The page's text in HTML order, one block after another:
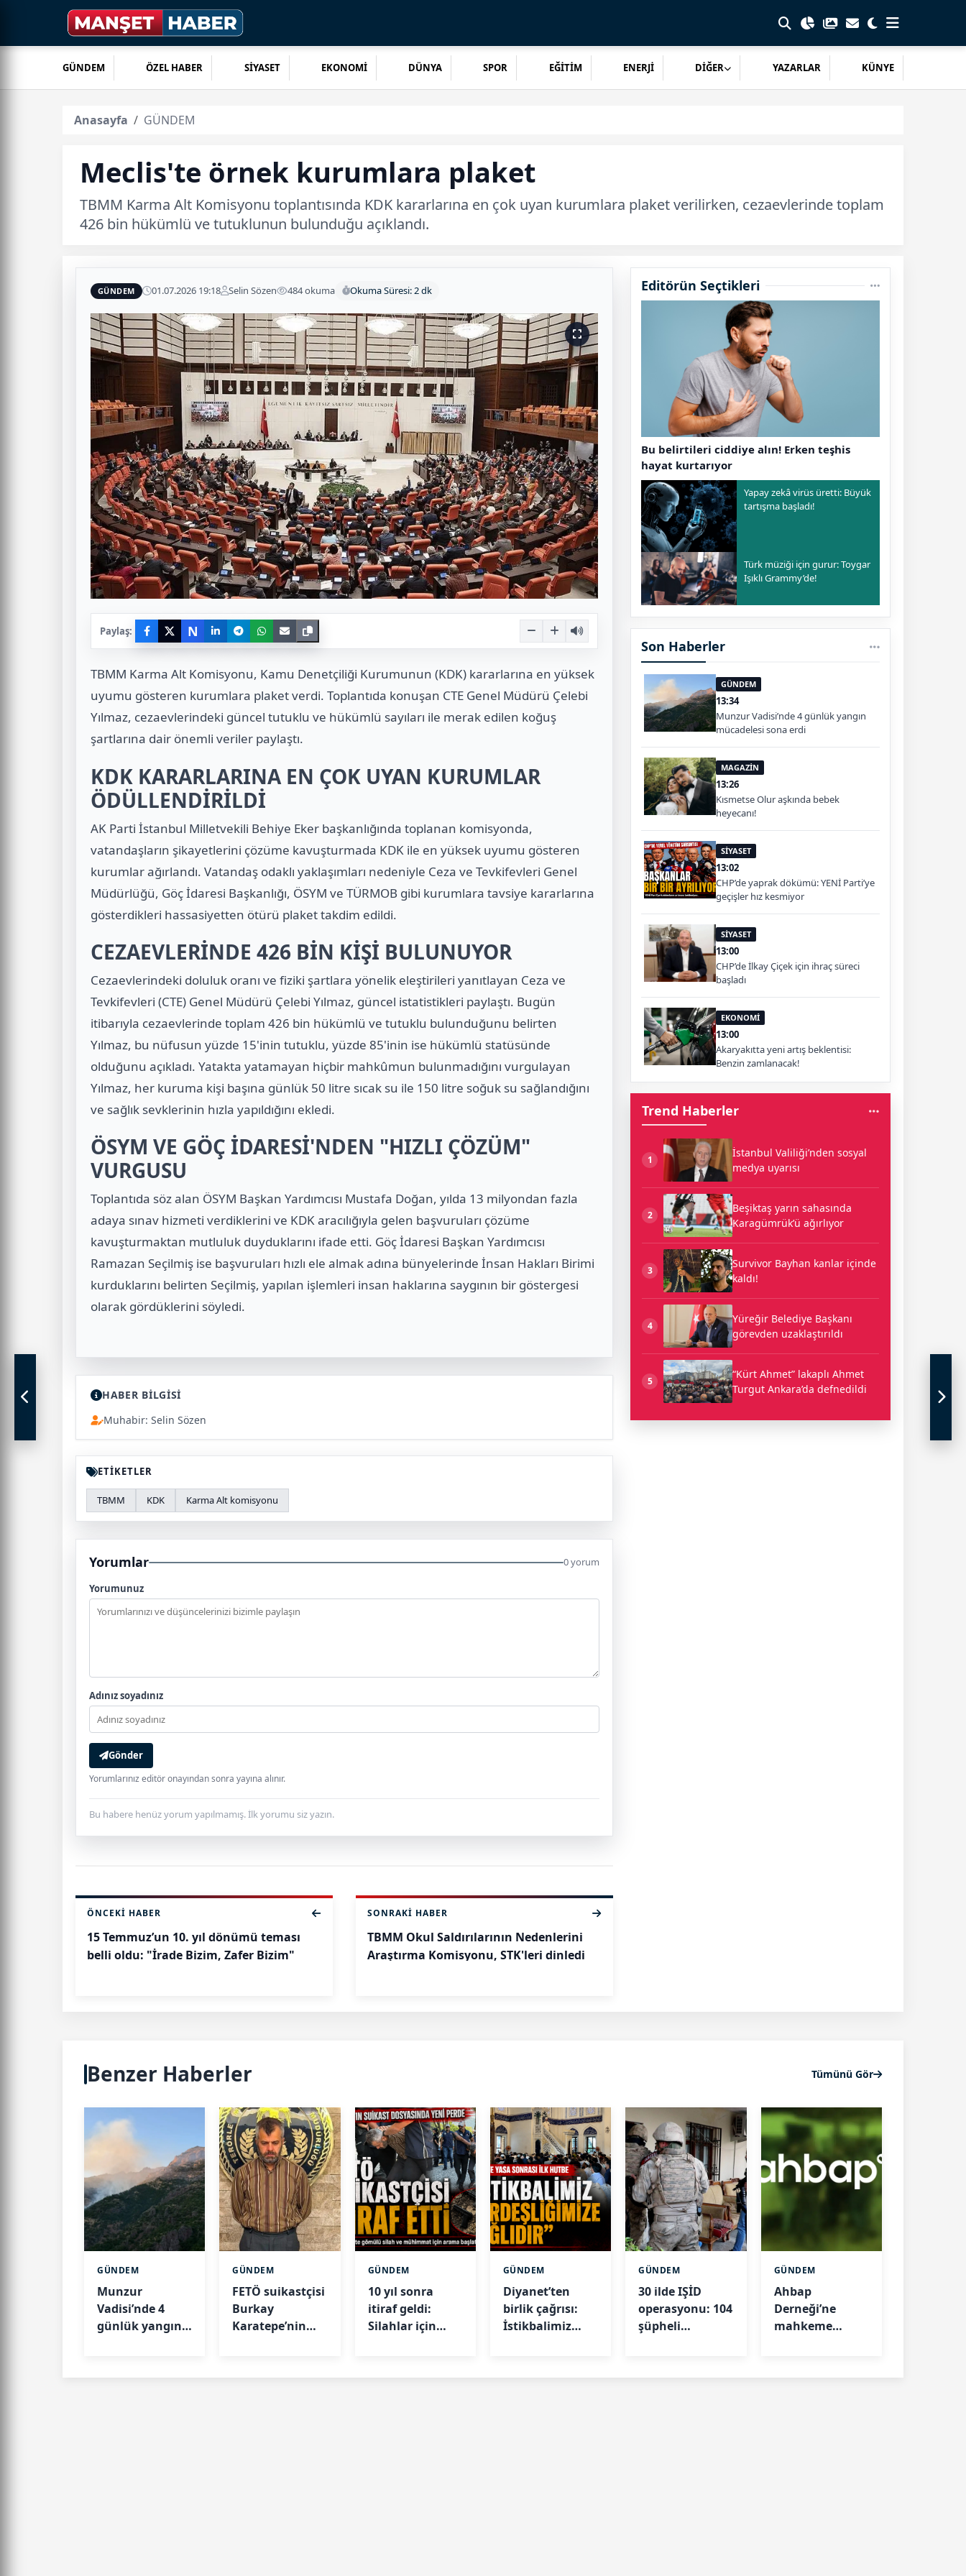
GÜNDEM ÖZEL HABER SİYASET EKONOMİ DÜNYA SPOR EĞİTİM ENERJİ DİĞER YAZARLAR KÜNYE
Anasayfa GÜNDEM
Meclis'te örnek kurumlara plaket
TBMM Karma Alt Komisyonu toplantısında KDK kararlarına en çok uyan kurumlara plaket verilirken, cezaevlerinde toplam
426 bin hükümlü ve tutuklunun bulunduğu açıklandı.
GÜNDEM 01.07.2026 19:18 Selin Sözen 484 okuma Okuma Süresi: 2 dk
Paylaş: N
TBMM Karma Alt Komisyonu, Kamu Denetçiliği Kurumunun (KDK) kararlarına en yüksek
uyumu gösteren kurumlara plaket verdi. Toplantıda konuşan CTE Genel Müdürü Çelebi
Yılmaz, cezaevlerindeki güncel tutuklu ve hükümlü sayıları ile merak edilen koğuş
şartlarına dair önemli veriler paylaştı.
KDK KARARLARINA EN ÇOK UYAN KURUMLAR
ÖDÜLLENDİRİLDİ
AK Parti İstanbul Milletvekili Behiye Eker başkanlığında toplanan komisyonda,
vatandaşların şikayetlerini çözüme kavuşturmada KDK ile en yüksek uyumu gösteren
kurumlar ağırlandı. Vatandaş odaklı yaklaşımları nedeniyle Ceza ve Tevkifevleri Genel
Müdürlüğü, Göç İdaresi Başkanlığı, ÖSYM ve TÜRMOB gibi kurumlara tavsiye kararlarına
gösterdikleri hassasiyetten ötürü plaket takdim edildi.
CEZAEVLERİNDE 426 BİN KİŞİ BULUNUYOR
Cezaevlerindeki doluluk oranı ve fiziki şartlara yönelik eleştirileri yanıtlayan Ceza ve
Tevkifevleri (CTE) Genel Müdürü Çelebi Yılmaz, güncel istatistikleri paylaştı. Bugün
itibarıyla cezaevlerinde toplam 426 bin hükümlü ve tutuklu bulunduğunu belirten
Yılmaz, bu nüfusun yüzde 15'inin tutuklu, yüzde 85'inin ise hükümlü statüsünde
olduğunu açıkladı. Yatakta yatamayan hiçbir mahkûmun bulunmadığını vurgulayan
Yılmaz, her kuruma kişi başına günlük 50 litre sıcak su ile 150 litre soğuk su sağlandığını
ve sağlık sevklerinin hızla yapıldığını ekledi.
ÖSYM VE GÖÇ İDARESİ'NDEN "HIZLI ÇÖZÜM"
VURGUSU
Toplantıda söz alan ÖSYM Başkan Yardımcısı Mustafa Doğan, yılda 13 milyondan fazla
adaya sınav hizmeti verdiklerini ve KDK aracılığıyla gelen başvuruları çözüme
kavuşturmaktan mutluluk duyduklarını ifade etti. Göç İdaresi Başkan Yardımcısı
Ramazan Seçilmiş ise başvuruları hızlı ele almak adına bünyelerinde İnsan Hakları Birimi
kurduklarını belirten Seçilmiş, yapılan işlemleri insan haklarına saygının bir göstergesi
olarak gördüklerini söyledi.
HABER BİLGİSİ
Muhabir: Selin Sözen
ETİKETLER
TBMM KDK Karma Alt komisyonu
Yorumlar 0 yorum
Yorumunuz
Adınız soyadınız
Gönder
Yorumlarınız editör onayından sonra yayına alınır.
Bu habere henüz yorum yapılmamış. İlk yorumu siz yazın.
ÖNCEKI HABER
15 Temmuz’un 10. yıl dönümü teması
belli oldu: "İrade Bizim, Zafer Bizim"
SONRAKI HABER
TBMM Okul Saldırılarının Nedenlerini
Araştırma Komisyonu, STK'leri dinledi
Editörün Seçtikleri
Bu belirtileri ciddiye alın! Erken teşhis
hayat kurtarıyor
Yapay zekâ virüs üretti: Büyük
tartışma başladı!
Türk müziği için gurur: Toygar
Işıklı Grammy’de!
Son Haberler
GÜNDEM
13:34
Munzur Vadisi’nde 4 günlük yangın
mücadelesi sona erdi
MAGAZİN
13:26
Kısmetse Olur aşkında bebek
heyecanı!
SİYASET
13:02
CHP’de yaprak dökümü: YENİ Parti’ye
geçişler hız kesmiyor
SİYASET
13:00
CHP’de İlkay Çiçek için ihraç süreci
başladı
EKONOMİ
13:00
Akaryakıtta yeni artış beklentisi:
Benzin zamlanacak!
Trend Haberler
1
İstanbul Valiliği’nden sosyal
medya uyarısı
2
Beşiktaş yarın sahasında
Karagümrük’ü ağırlıyor
3
Survivor Bayhan kanlar içinde
kaldı!
4
Yüreğir Belediye Başkanı
görevden uzaklaştırıldı
5
“Kürt Ahmet” lakaplı Ahmet
Turgut Ankara’da defnedildi
Benzer Haberler Tümünü Gör
GÜNDEM
Munzur
Vadisi’nde 4
günlük yangın
GÜNDEM
FETÖ suikastçisi
Burkay
Karatepe’nin
GÜNDEM
10 yıl sonra
itiraf geldi:
Silahlar için
GÜNDEM
Diyanet’ten
birlik çağrısı:
İstikbalimiz
GÜNDEM
30 ilde IŞİD
operasyonu: 104
şüpheli
GÜNDEM
Ahbap
Derneği’ne
mahkeme